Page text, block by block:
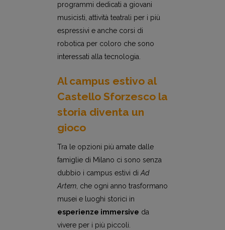
programmi dedicati a giovani
musicisti, attività teatrali per i più
espressivi e anche corsi di
robotica per coloro che sono
interessati alla tecnologia.
Al campus estivo al
Castello Sforzesco la
storia diventa un
gioco
Tra le opzioni più amate dalle
famiglie di Milano ci sono senza
dubbio i campus estivi diAd
Artem, che ogni anno trasformano
musei e luoghi storici in
esperienze immersive da
vivere per i più piccoli.